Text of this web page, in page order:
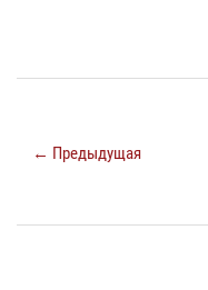
← Предыдущая